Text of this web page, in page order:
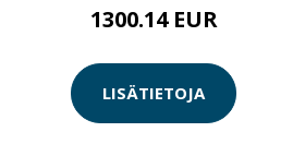
1300.14 EUR
LISÄTIETOJA